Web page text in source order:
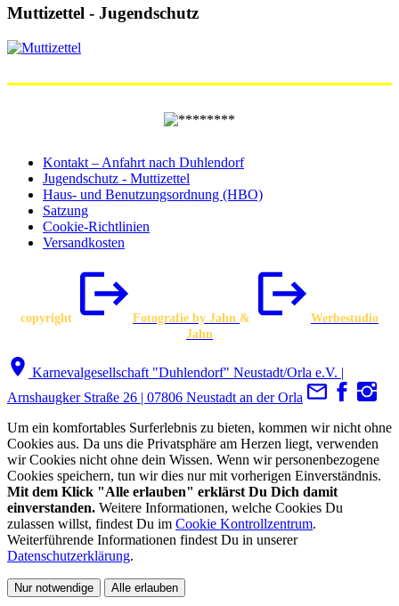
Muttizettel - Jugendschutz
Kontakt – Anfahrt nach Duhlendorf
Jugendschutz - Muttizettel
Haus- und Benutzungsordnung (HBO)
Satzung
Cookie-Richtlinien
Versandkosten
copyright Fotografie by Jahn &
Werbestudio
Jahn
Karnevalgesellschaft "Duhlendorf" Neustadt/Orla e.V. |
Arnshaugker Straße 26 | 07806 Neustadt an der Orla
Um ein komfortables Surferlebnis zu bieten, kommen wir nicht ohne
Cookies aus. Da uns die Privatsphäre am Herzen liegt, verwenden
wir Cookies nicht ohne dein Wissen. Wenn wir personenbezogene
Cookies speichern, tun wir dies nur mit vorherigen Einverständnis.
Mit dem Klick "Alle erlauben" erklärst Du Dich damit
einverstanden. Weitere Informationen, welche Cookies Du
zulassen willst, findest Du im Cookie Kontrollzentrum.
Weiterführende Informationen findest Du in unserer
Datenschutzerklärung.
Nur notwendige Alle erlauben